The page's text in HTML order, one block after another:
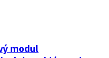
modul